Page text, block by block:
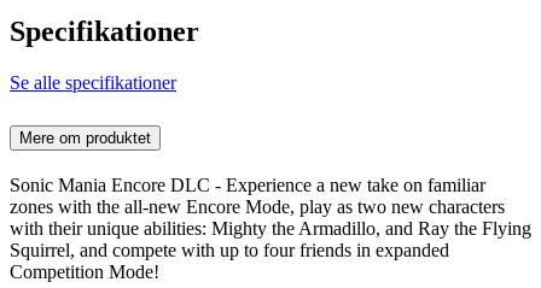
Specifikationer
Se alle specifikationer
Mere om produktet
Sonic Mania Encore DLC - Experience a new take on familiar
zones with the all-new Encore Mode, play as two new characters
with their unique abilities: Mighty the Armadillo, and Ray the Flying
Squirrel, and compete with up to four friends in expanded
Competition Mode!